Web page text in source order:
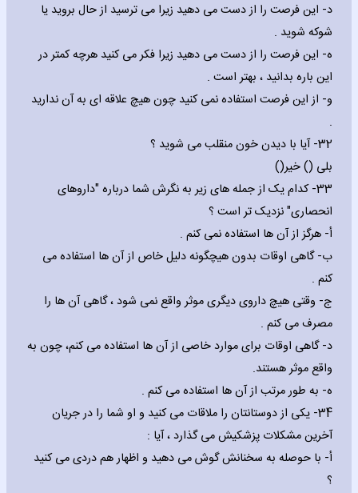
‌د- این فرصت را از دست می دهید زیرا می ترسید از حال بروید یا
شوکه شوید .
‌ه- این فرصت را از دست می دهید زیرا فکر می کنید هرچه کمتر در
این باره بدانید ، بهتر است .
‌و- از این فرصت استفاده نمی کنید چون هیچ علاقه ای به آن ندارید
.
32- آیا با دیدن خون منقلب می شوید ؟
بلی () خیر()
33- کدام یک از جمله های زیر به نگرش شما درباره "داروهای
انحصاری" نزدیک تر است ؟
‌أ- هرگز از آن ها استفاده نمی کنم .
‌ب- گاهی اوقات بدون هیچگونه دلیل خاص از آن ها استفاده می
کنم .
‌ج- وقتی هیچ داروی دیگری موثر واقع نمی شود ، گاهی آن ها را
مصرف می کنم .
‌د- گاهی اوقات برای موارد خاصی از آن ها استفاده می کنم، چون به
واقع موثر هستند.
‌ه- به طور مرتب از آن ها استفاده می کنم .
34- یکی از دوستانتان را ملاقات می کنید و او شما را در جریان
آخرین مشکلات پزشکیش می گذارد ، آیا :
‌أ- با حوصله به سخنانش گوش می دهید و اظهار هم دردی می کنید
؟